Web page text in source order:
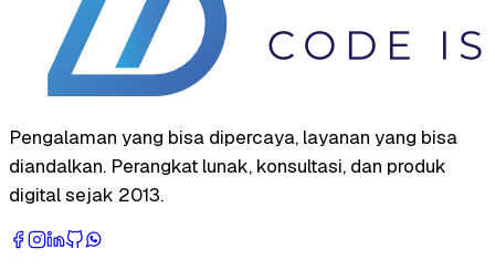
Pengalaman yang bisa dipercaya, layanan yang bisa
diandalkan. Perangkat lunak, konsultasi, dan produk
digital sejak 2013.